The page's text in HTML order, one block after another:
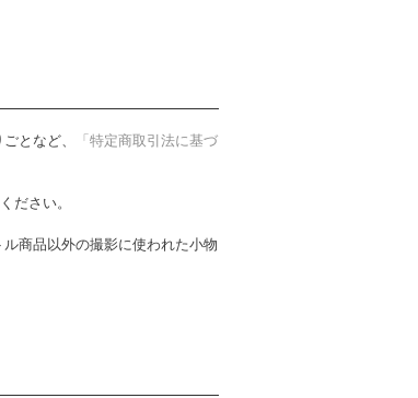
となど、
「特定商取引法に基づ
ださい。
商品以外の撮影に使われた小物